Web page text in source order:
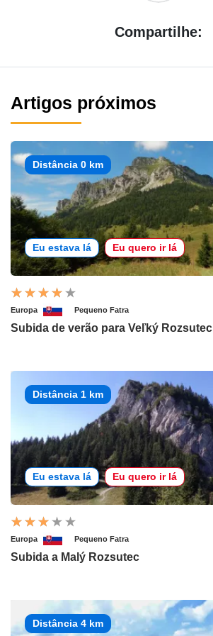
Compartilhe:
Artigos próximos
Distância 0 km
Eu estava lá Eu quero ir lá
Europa Pequeno Fatra
Subida de verão para Veľký Rozsutec
Distância 1 km
Eu estava lá Eu quero ir lá
Europa Pequeno Fatra
Subida a Malý Rozsutec
Distância 4 km